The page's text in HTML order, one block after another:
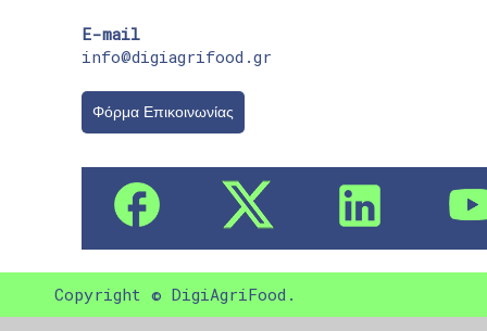
E-mail
info@digiagrifood.gr
Φόρμα Επικοινωνίας
Copyright © DigiAgriFood.